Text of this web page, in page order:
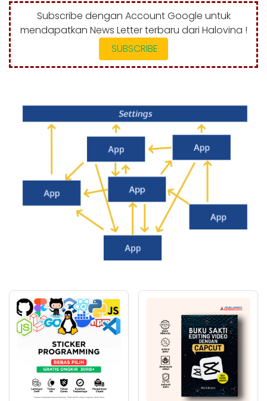
Subscribe dengan Account Google untuk
mendapatkan News Letter terbaru dari Halovina !
SUBSCRIBE